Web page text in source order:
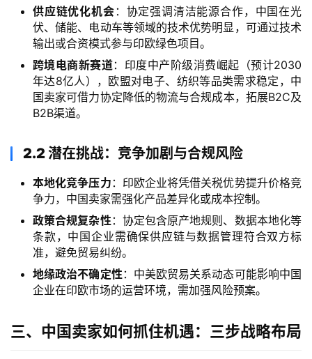
供应链优化机会 ：协定强调清洁能源合作，中国在光
伏、储能、电动车等领域的技术优势明显，可通过技术
输出或合资模式参与印欧绿色项目。
跨境电商新赛道：印度中产阶级消费崛起（预计2030
年达8亿人），欧盟对电子、纺织等品类需求稳定，中
国卖家可借力协定降低的物流与合规成本，拓展B2C及
B2B渠道。
2.2 潜在挑战：竞争加剧与合规风险
本地化竞争压力 ：印欧企业将凭借关税优势提升价格竞
争力，中国卖家需强化产品差异化或成本控制。
政策合规复杂性 ：协定包含原产地规则、数据本地化等
条款，中国企业需确保供应链与数据管理符合双方标
准，避免贸易纠纷。
地缘政治不确定性 ：中美欧贸易关系动态可能影响中国
企业在印欧市场的运营环境，需加强风险预案。
三、中国卖家如何抓住机遇：三步战略布局